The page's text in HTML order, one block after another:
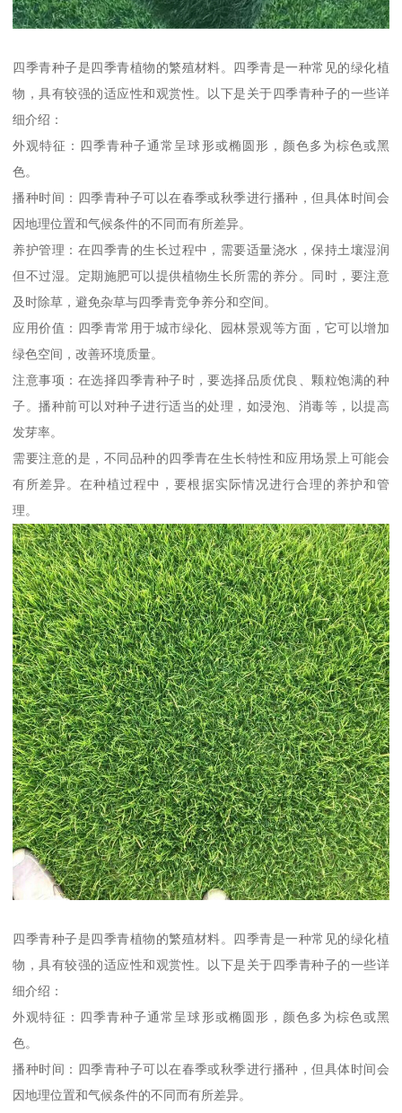
四季青种子是四季青植物的繁殖材料。四季青是一种常见的绿化植
物，具有较强的适应性和观赏性。以下是关于四季青种子的一些详
细介绍：
外观特征：四季青种子通常呈球形或椭圆形，颜色多为棕色或黑
色。
播种时间：四季青种子可以在春季或秋季进行播种，但具体时间会
因地理位置和气候条件的不同而有所差异。
养护管理：在四季青的生长过程中，需要适量浇水，保持土壤湿润
但不过湿。定期施肥可以提供植物生长所需的养分。同时，要注意
及时除草，避免杂草与四季青竞争养分和空间。
应用价值：四季青常用于城市绿化、园林景观等方面，它可以增加
绿色空间，改善环境质量。
注意事项：在选择四季青种子时，要选择品质优良、颗粒饱满的种
子。播种前可以对种子进行适当的处理，如浸泡、消毒等，以提高
发芽率。
需要注意的是，不同品种的四季青在生长特性和应用场景上可能会
有所差异。在种植过程中，要根据实际情况进行合理的养护和管
理。
四季青种子是四季青植物的繁殖材料。四季青是一种常见的绿化植
物，具有较强的适应性和观赏性。以下是关于四季青种子的一些详
细介绍：
外观特征：四季青种子通常呈球形或椭圆形，颜色多为棕色或黑
色。
播种时间：四季青种子可以在春季或秋季进行播种，但具体时间会
因地理位置和气候条件的不同而有所差异。